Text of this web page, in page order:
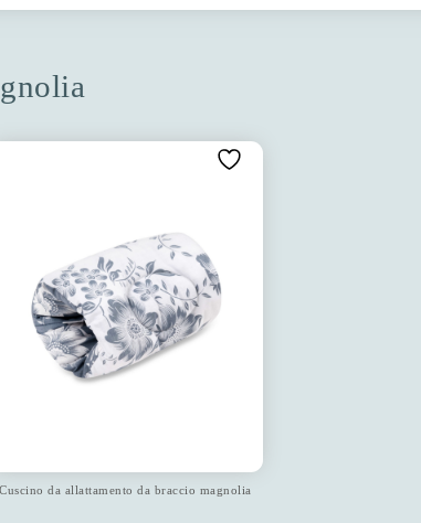
Cuscino da allattamento da braccio magnolia